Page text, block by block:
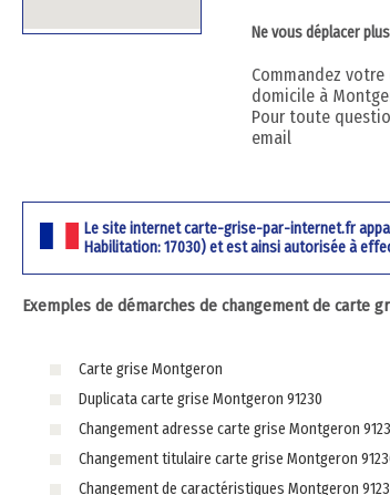
Ne vous déplacer
Commandez
domicile à
Pour toute
email
Le site internet carte-grise-par-internet.fr
Habilitation: 17030) et est ainsi autorisée à
Exemples de démarches de changement de carte
Carte grise Montgeron
Duplicata carte grise Montgeron 91230
Changement adresse carte grise Montgeron
Changement titulaire carte grise Montgeron
Changement de caractéristiques Montgeron